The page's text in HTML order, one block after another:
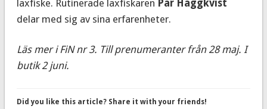
laxfiske. Rutinerade laxfiskaren Pär Häggkvist
delar med sig av sina erfarenheter.
Läs mer i FiN nr 3. Till prenumeranter från 28 maj. I
butik 2 juni.
Did you like this article? Share it with your friends!